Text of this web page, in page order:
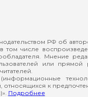
РФ об
числе
Мнение
или прямой
относящихся к
Подробнее